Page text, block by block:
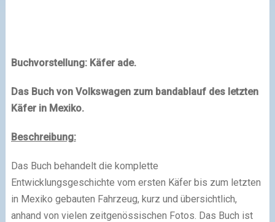
Buchvorstellung: Käfer ade.
Das Buch von Volkswagen zum bandablauf des letzten
Käfer in Mexiko.
Beschreibung:
Das Buch behandelt die komplette
Entwicklungsgeschichte vom ersten Käfer bis zum letzten
in Mexiko gebauten Fahrzeug, kurz und übersichtlich,
anhand von vielen zeitgenössischen Fotos. Das Buch ist